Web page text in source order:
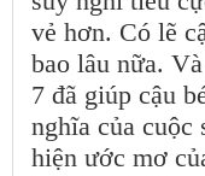
vẻ hơn. Có lẽ
bao lâu nữa.
7 đã giúp cậu
nghĩa của cuộc
hiện ước mơ